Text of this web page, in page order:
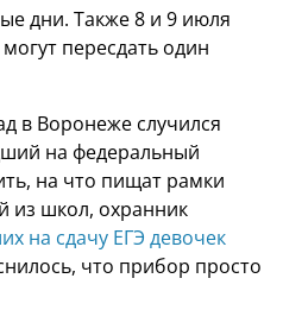
дни. Также 8 и 9 июля
пересдать один
в Воронеже случился
на федеральный
на что пищат рамки
из школ, охранник
на сдачу ЕГЭ девочек
что прибор просто